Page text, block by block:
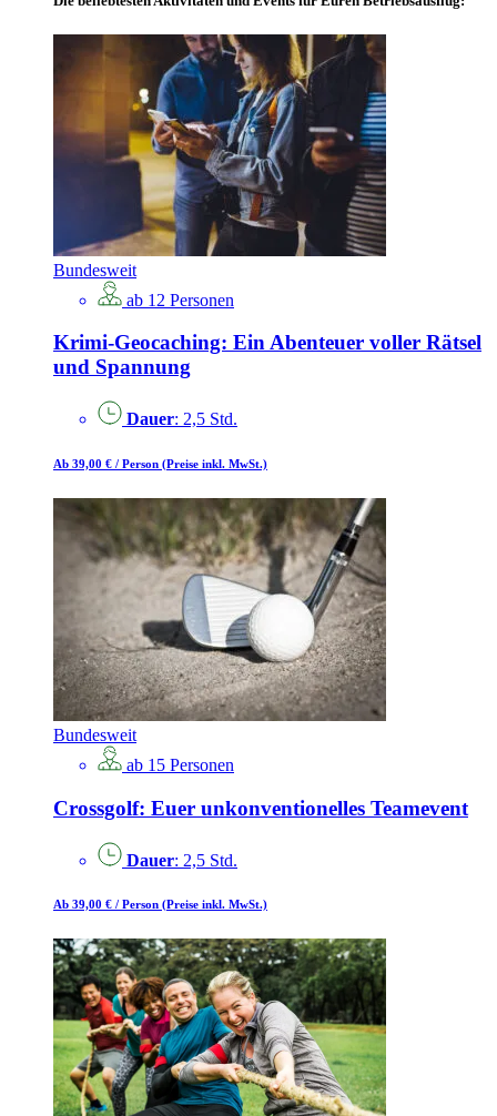
Bundesweit
ab 12 Personen
Krimi-Geocaching: Ein Abenteuer voller Rätsel
und Spannung
Dauer: 2,5 Std.
Ab 39,00 € / Person (Preise inkl. MwSt.)
Bundesweit
ab 15 Personen
Crossgolf: Euer unkonventionelles Teamevent
Dauer: 2,5 Std.
Ab 39,00 € / Person (Preise inkl. MwSt.)